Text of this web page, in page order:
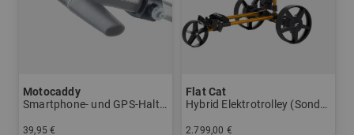
Motocaddy
Smartphone- und GPS-Halterung
39,95 €
Flat Cat
Hybrid Elektrotrolley (Sonderlackierung)
2.799,00 €